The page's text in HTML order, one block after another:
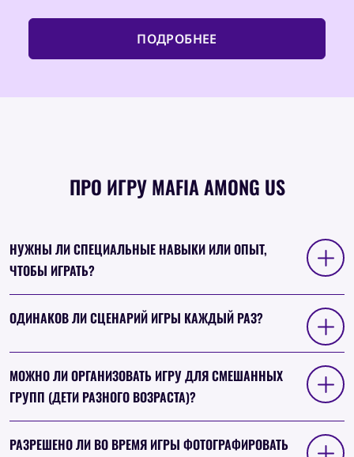
ПОДРОБНЕЕ
ПРО ИГРУ MAFIA AMONG US
НУЖНЫ ЛИ СПЕЦИАЛЬНЫЕ НАВЫКИ ИЛИ ОПЫТ,
ЧТОБЫ ИГРАТЬ?
ОДИНАКОВ ЛИ СЦЕНАРИЙ ИГРЫ КАЖДЫЙ РАЗ?
МОЖНО ЛИ ОРГАНИЗОВАТЬ ИГРУ ДЛЯ СМЕШАННЫХ
ГРУПП (ДЕТИ РАЗНОГО ВОЗРАСТА)?
РАЗРЕШЕНО ЛИ ВО ВРЕМЯ ИГРЫ ФОТОГРАФИРОВАТЬ